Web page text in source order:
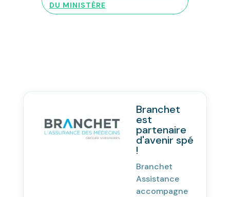
DU MINISTÈRE
Branchet
est
partenaire
d'avenir spé
!
Branchet
Assistance
accompagne